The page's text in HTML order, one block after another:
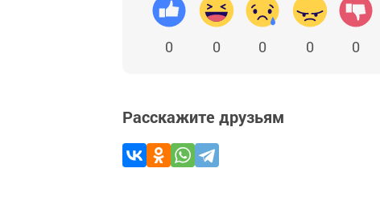
0 0 0 0 0
Расскажите друзьям